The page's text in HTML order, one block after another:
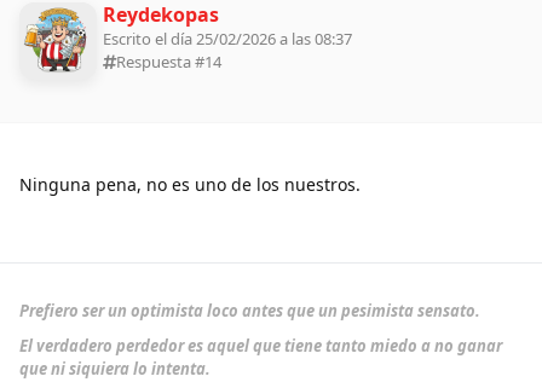
Reydekopas
Escrito el día 25/02/2026 a las 08:37
Respuesta #14
Ninguna pena, no es uno de los nuestros.
Prefiero ser un optimista loco antes que un pesimista sensato.
El verdadero perdedor es aquel que tiene tanto miedo a no ganar
que ni siquiera lo intenta.